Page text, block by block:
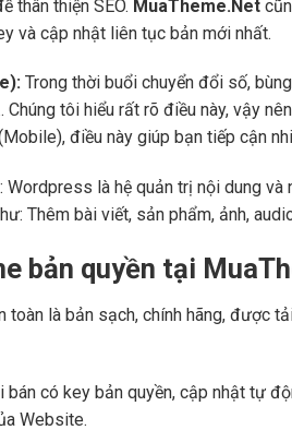
thân thiện SEO. MuaTheme.Net
và cập nhật liên tục bản mới nhất.
Trong thời buổi chuyển đổi số,
tôi hiểu rất rõ điều này, vậy
điều này giúp bạn tiếp cận
: Wordpress là hệ quản trị nội dung
Thêm bài viết, sản phẩm, ảnh,
bản quyền tại
toàn là bản sạch, chính hãng,
bán có key bản quyền, cập nhật tự
Website.